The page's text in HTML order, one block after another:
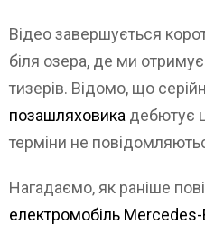
Відео завершується
біля озера, де ми
тизерів. Відомо, що
позашляховика дебютує
терміни не
Нагадаємо, як раніше
електромобіль